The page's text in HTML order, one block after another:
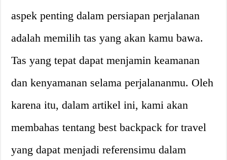
aspek penting dalam persiapan perjalanan
adalah memilih tas yang akan kamu bawa.
Tas yang tepat dapat menjamin keamanan
dan kenyamanan selama perjalananmu. Oleh
karena itu, dalam artikel ini, kami akan
membahas tentang best backpack for travel
yang dapat menjadi referensimu dalam